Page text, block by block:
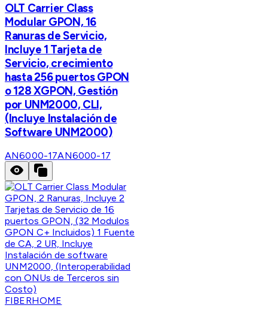
OLT Carrier Class
Modular GPON, 16
Ranuras de Servicio,
Incluye 1 Tarjeta de
Servicio, crecimiento
hasta 256 puertos GPON
o 128 XGPON, Gestión
por UNM2000, CLI,
(Incluye Instalación de
Software UNM2000)
AN6000-17AN6000-17
FIBERHOME